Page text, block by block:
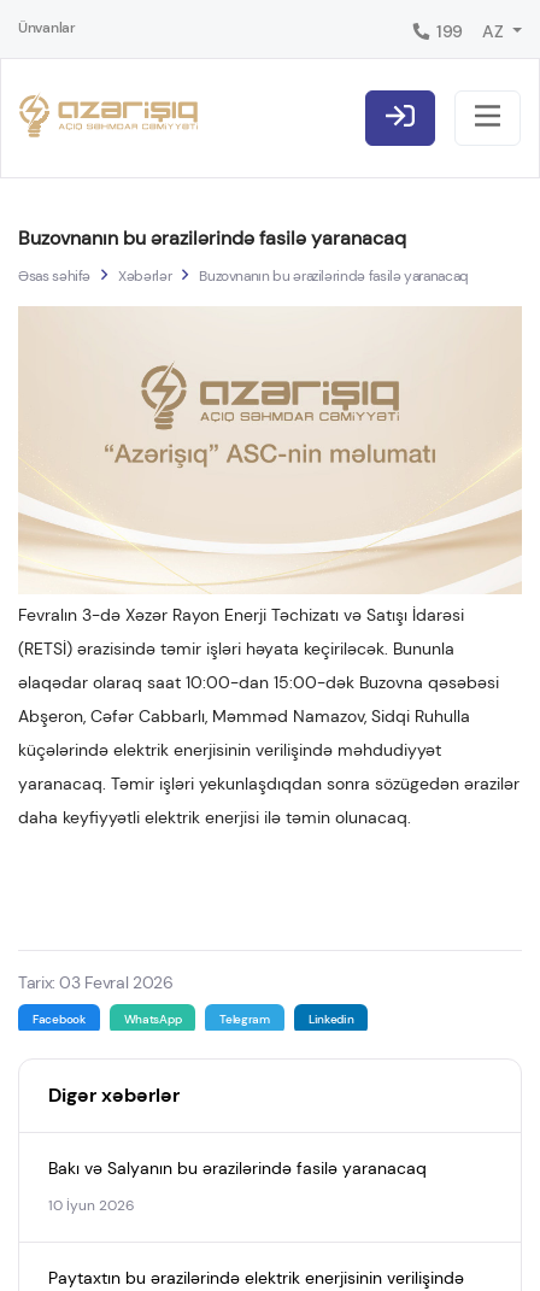
Ünvanlar 199 AZ
Buzovnanın bu ərazilərində fasilə yaranacaq
Əsas səhifə Xəbərlər Buzovnanın bu ərazilərində fasilə yaranacaq
Fevralın 3-də Xəzər Rayon Enerji Təchizatı və Satışı İdarəsi
(RETSİ) ərazisində təmir işləri həyata keçiriləcək. Bununla
əlaqədar olaraq saat 10:00-dan 15:00-dək Buzovna qəsəbəsi
Abşeron, Cəfər Cabbarlı, Məmməd Namazov, Sidqi Ruhulla
küçələrində elektrik enerjisinin verilişində məhdudiyyət
yaranacaq. Təmir işləri yekunlaşdıqdan sonra sözügedən ərazilər
daha keyfiyyətli elektrik enerjisi ilə təmin olunacaq.
Tarix: 03 Fevral 2026
Facebook WhatsApp Telegram Linkedin
Digər xəbərlər
Bakı və Salyanın bu ərazilərində fasilə yaranacaq
10 İyun 2026
Paytaxtın bu ərazilərində elektrik enerjisinin verilişində